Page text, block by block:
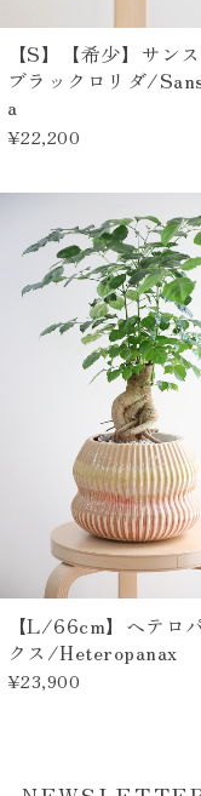
【S】【希少】サン
ブラックロリダ/
a
¥22,200
【L/66cm】ヘテロ
クス/Heteropanax
¥23,900